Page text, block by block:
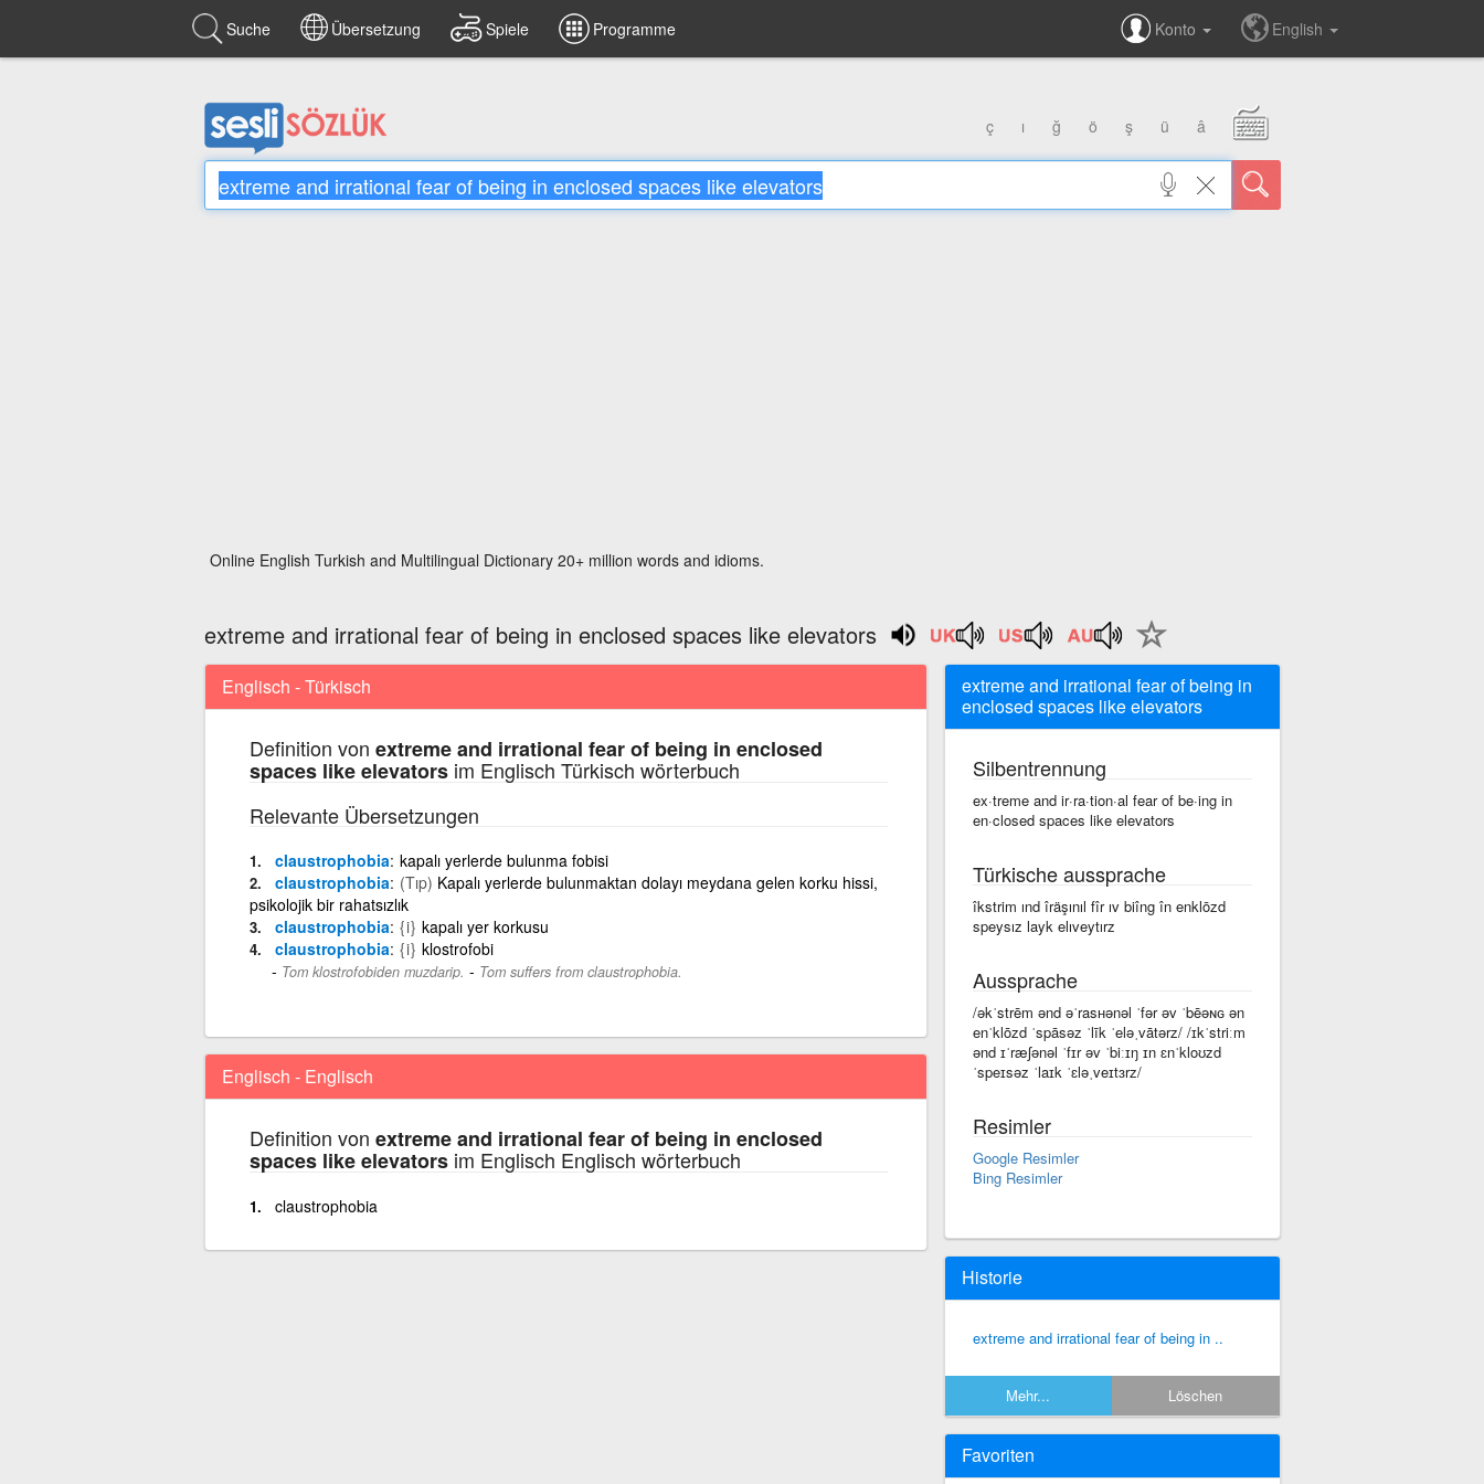
Suche Übersetzung Spiele Programme Konto English
ç ı ğ ö ş ü â
Online English Turkish and Multilingual Dictionary 20+ million words and idioms.
extreme and irrational fear of being in enclosed spaces like elevators
Englisch - Türkisch
Definition von extreme and irrational fear of being in enclosed
spaces like elevatorsim Englisch Türkisch wörterbuch
Relevante Übersetzungen
claustrophobia kapalı yerlerde bulunma fobisi
claustrophobia (Tıp) Kapalı yerlerde bulunmaktan dolayı meydana gelen korku hissi,
psikolojik bir rahatsızlık
claustrophobia {i} kapalı yer korkusu
claustrophobia {i} klostrofobi
Tom klostrofobiden muzdarip. - Tom suffers from claustrophobia.
Englisch - Englisch
Definition von extreme and irrational fear of being in enclosed
spaces like elevatorsim Englisch Englisch wörterbuch
claustrophobia
extreme and irrational fear of being in
enclosed spaces like elevators
Silbentrennung
ex·treme and ir·ra·tion·al fear of be·ing in
en·closed spaces like elevators
Türkische aussprache
îkstrim ınd îräşınıl fîr ıv biîng în enklōzd
speysız layk elıveytırz
Aussprache
/əkˈstrēm ənd əˈrasʜənəl ˈfər əv ˈbēəɴɢ ən
enˈklōzd ˈspāsəz ˈlīk ˈeləˌvātərz/ /ɪkˈstriːm
ənd ɪˈræʃənəl ˈfɪr əv ˈbiːɪŋ ɪn ɛnˈkloʊzd
ˈspeɪsəz ˈlaɪk ˈɛləˌveɪtɜrz/
Resimler
Google Resimler
Bing Resimler
Historie
extreme and irrational fear of being in ..
Mehr... Löschen
Favoriten